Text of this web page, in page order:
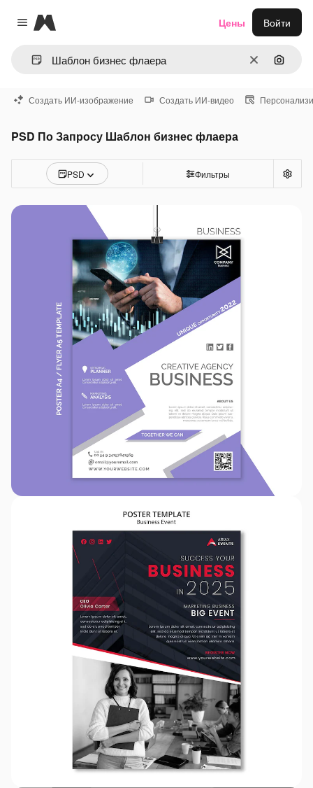
Close menu
Magnific
ОчиститьПоиск
Цены Войти
Создать ИИ-изображение Создать ИИ-видео
PSD По Запросу Шаблон бизнес флаера
PSD Фильтры